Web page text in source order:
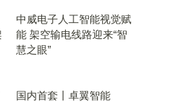
中威电子人工智能视觉赋
能 架空输电线路迎来“智
慧之眼”
国内首套丨卓翼智能